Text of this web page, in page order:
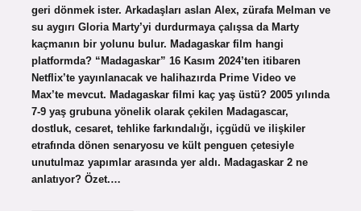
geri dönmek ister. Arkadaşları aslan Alex, zürafa Melman ve
su aygırı Gloria Marty’yi durdurmaya çalışsa da Marty
kaçmanın bir yolunu bulur. Madagaskar film hangi
platformda? “Madagaskar” 16 Kasım 2024’ten itibaren
Netflix’te yayınlanacak ve halihazırda Prime Video ve
Max’te mevcut. Madagaskar filmi kaç yaş üstü? 2005 yılında
7-9 yaş grubuna yönelik olarak çekilen Madagascar,
dostluk, cesaret, tehlike farkındalığı, içgüdü ve ilişkiler
etrafında dönen senaryosu ve kült penguen çetesiyle
unutulmaz yapımlar arasında yer aldı. Madagaskar 2 ne
anlatıyor? Özet.…